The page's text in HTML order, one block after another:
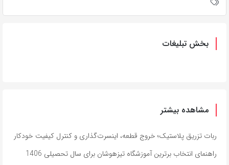
بخش تبلیغات
مشاهده بیشتر
ربات تزریق پلاستیک؛ خروج قطعه، اینسرت‌گذاری و کنترل کیفیت خودکار
راهنمای انتخاب برترین آموزشگاه تیزهوشان برای سال تحصیلی 1406